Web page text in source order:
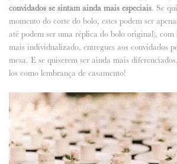
convidados se sintam ainda mais especiais. Se
momento do corte do bolo, estes podem ser
até podem ser uma réplica do bolo original),
mais individualizado, entregues aos convidados
mesa. E se quiserem ser ainda mais
los como lembrança de casamento!